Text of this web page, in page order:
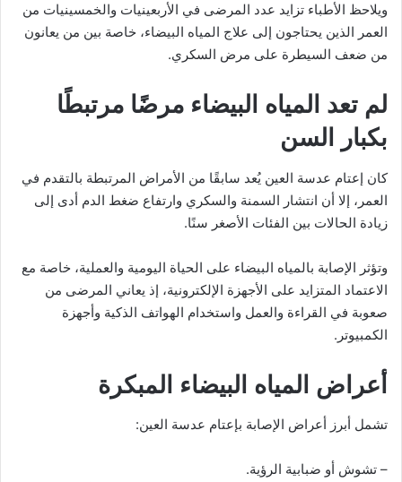
ويلاحظ الأطباء تزايد عدد المرضى في الأربعينيات والخمسينيات من
العمر الذين يحتاجون إلى علاج المياه البيضاء، خاصة بين من يعانون
من ضعف السيطرة على مرض السكري.
لم تعد المياه البيضاء مرضًا مرتبطًا
بكبار السن
كان إعتام عدسة العين يُعد سابقًا من الأمراض المرتبطة بالتقدم في
العمر، إلا أن انتشار السمنة والسكري وارتفاع ضغط الدم أدى إلى
زيادة الحالات بين الفئات الأصغر سنًا.
وتؤثر الإصابة بالمياه البيضاء على الحياة اليومية والعملية، خاصة مع
الاعتماد المتزايد على الأجهزة الإلكترونية، إذ يعاني المرضى من
صعوبة في القراءة والعمل واستخدام الهواتف الذكية وأجهزة
الكمبيوتر.
أعراض المياه البيضاء المبكرة
تشمل أبرز أعراض الإصابة بإعتام عدسة العين:
– تشوش أو ضبابية الرؤية.